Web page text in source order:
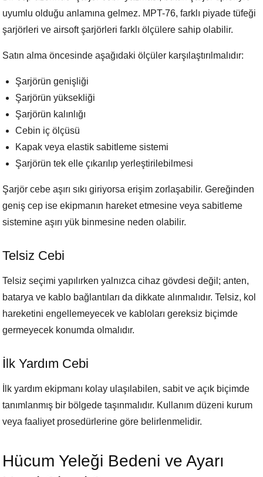
uyumlu olduğu anlamına gelmez. MPT-76, farklı piyade tüfeği
şarjörleri ve airsoft şarjörleri farklı ölçülere sahip olabilir.
Satın alma öncesinde aşağıdaki ölçüler karşılaştırılmalıdır:
Şarjörün genişliği
Şarjörün yüksekliği
Şarjörün kalınlığı
Cebin iç ölçüsü
Kapak veya elastik sabitleme sistemi
Şarjörün tek elle çıkarılıp yerleştirilebilmesi
Şarjör cebe aşırı sıkı giriyorsa erişim zorlaşabilir. Gereğinden
geniş cep ise ekipmanın hareket etmesine veya sabitleme
sistemine aşırı yük binmesine neden olabilir.
Telsiz Cebi
Telsiz seçimi yapılırken yalnızca cihaz gövdesi değil; anten,
batarya ve kablo bağlantıları da dikkate alınmalıdır. Telsiz, kol
hareketini engellemeyecek ve kabloları gereksiz biçimde
germeyecek konumda olmalıdır.
İlk Yardım Cebi
İlk yardım ekipmanı kolay ulaşılabilen, sabit ve açık biçimde
tanımlanmış bir bölgede taşınmalıdır. Kullanım düzeni kurum
veya faaliyet prosedürlerine göre belirlenmelidir.
Hücum Yeleği Bedeni ve Ayarı